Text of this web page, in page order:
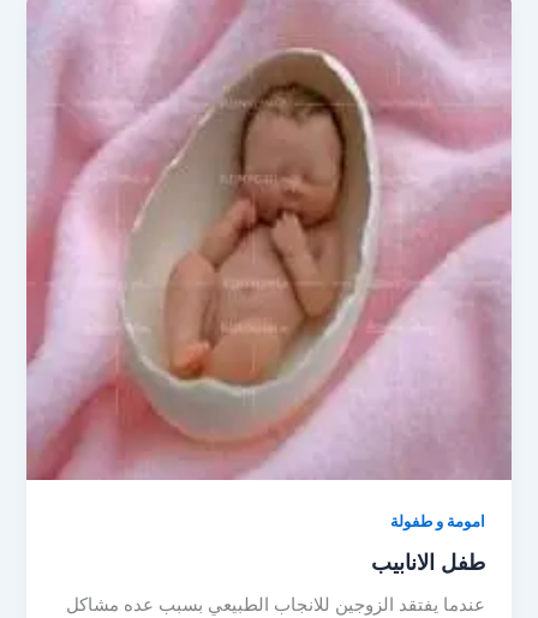
امومة و طفولة
طفل الانابيب
عندما يفتقد الزوجين للانجاب الطبيعي بسبب عده مشاكل